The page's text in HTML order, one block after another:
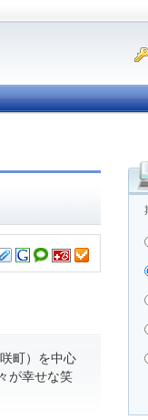
町）を中心
が幸せな笑